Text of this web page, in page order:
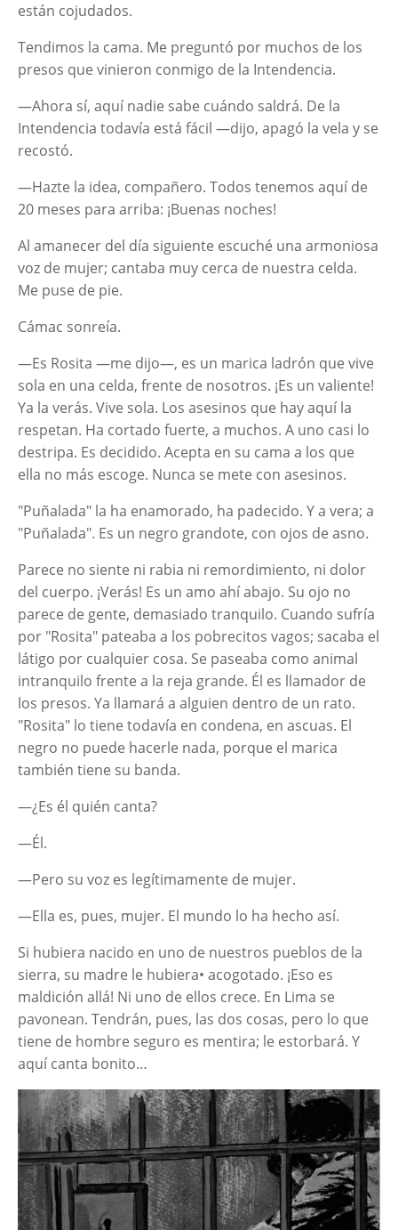
están cojudados.
Tendimos la cama. Me preguntó por muchos de los
presos que vinieron conmigo de la Intendencia.
—Ahora sí, aquí nadie sabe cuándo saldrá. De la
Intendencia todavía está fácil —dijo, apagó la vela y se
recostó.
—Hazte la idea, compañero. Todos tenemos aquí de
20 meses para arriba: ¡Buenas noches!
Al amanecer del día siguiente escuché una armoniosa
voz de mujer; cantaba muy cerca de nuestra celda.
Me puse de pie.
Cámac sonreía.
—Es Rosita —me dijo—, es un marica ladrón que vive
sola en una celda, frente de nosotros. ¡Es un valiente!
Ya la verás. Vive sola. Los asesinos que hay aquí la
respetan. Ha cortado fuerte, a muchos. A uno casi lo
destripa. Es decidido. Acepta en su cama a los que
ella no más escoge. Nunca se mete con asesinos.
"Puñalada" la ha enamorado, ha padecido. Y a vera; a
"Puñalada". Es un negro grandote, con ojos de asno.
Parece no siente ni rabia ni remordimiento, ni dolor
del cuerpo. ¡Verás! Es un amo ahí abajo. Su ojo no
parece de gente, demasiado tranquilo. Cuando sufría
por "Rosita" pateaba a los pobrecitos vagos; sacaba el
látigo por cualquier cosa. Se paseaba como animal
intranquilo frente a la reja grande. Él es llamador de
los presos. Ya llamará a alguien dentro de un rato.
"Rosita" lo tiene todavía en condena, en ascuas. El
negro no puede hacerle nada, porque el marica
también tiene su banda.
—¿Es él quién canta?
—Él.
—Pero su voz es legítimamente de mujer.
—Ella es, pues, mujer. El mundo lo ha hecho así.
Si hubiera nacido en uno de nuestros pueblos de la
sierra, su madre le hubiera• acogotado. ¡Eso es
maldición allá! Ni uno de ellos crece. En Lima se
pavonean. Tendrán, pues, las dos cosas, pero lo que
tiene de hombre seguro es mentira; le estorbará. Y
aquí canta bonito…